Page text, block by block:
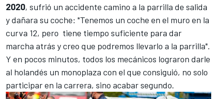
2020, sufrió un accidente camino a la parrilla de salida
y dañara su coche: "Tenemos un coche en el muro en la
curva 12, pero tiene tiempo suficiente para dar
marcha atrás y creo que podremos llevarlo a la parrilla".
Y en pocos minutos, todos los mecánicos lograron darle
al holandés un monoplaza con el que consiguió, no solo
participar en la carrera, sino acabar segundo.